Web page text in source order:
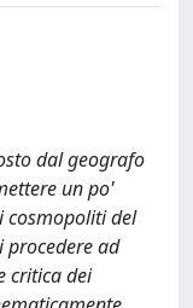
dal geografo
un po'
cosmopoliti del
ad
critica dei